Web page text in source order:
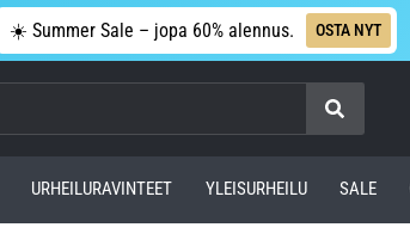
☀️ Summer Sale – jopa 60% alennus. OSTA NYT
URHEILURAVINTEET YLEISURHEILU SALE